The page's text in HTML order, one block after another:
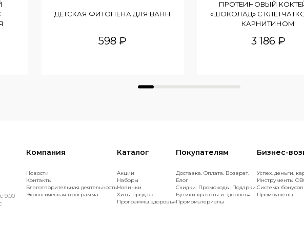
ДЕТСКАЯ ФИТОПЕНА ДЛЯ ВАНН
598 ₽
ПРОТЕИНОВЫЙ
«ШОКОЛАД» С
КАРНИТИНОМ
3 186 ₽
9:00
Компания
Новости
Контакты
Благотворительная деятельность
Экологическая программа
Каталог
Акции
Наборы
Новинки
Хиты продаж
Программы здоровья
Покупателям
Доставка. Оплата. Возврат.
Блог
Скидки. Промокоды. Подарки.
Бутики красоты и здоровья
Промоматериалы
Бизнес-
Успех. деньги.
Инструменты
Cистема бонусов
Промоушены